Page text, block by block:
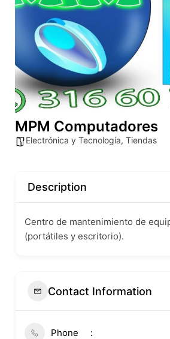
MPM Computadores
Electrónica y Tecnología, Tiendas
Description
Centro de mantenimiento de
(portátiles y escritorio).
Contact Information
Phone